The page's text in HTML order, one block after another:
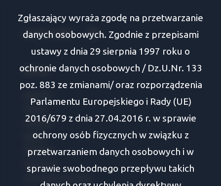
social media Facebook
Oferty
Wasilków
Supraśl
Zabłudów
Choroszcz
Zgłaszający wyraża zgodę na przetwarzanie
danych osobowych. Zgodnie z przepisami
ustawy z dnia 29 sierpnia 1997 roku o
ochronie danych osobowych / Dz.U.Nr. 133
poz. 883 ze zmianami/ oraz rozporządzenia
Parlamentu Europejskiego i Rady (UE)
2016/679 z dnia 27.04.2016 r. w sprawie
ochrony osób fizycznych w związku z
przetwarzaniem danych osobowych i w
sprawie swobodnego przepływu takich